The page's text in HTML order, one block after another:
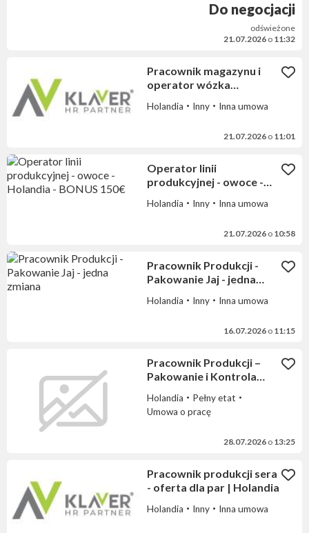
Do negocjacji
odświeżone
21.07.2026 o 11:32
Pracownik magazynu i
operator wózka
Holandia
Holandia Inny Inna umowa
21.07.2026 o 11:01
Operator linii
produkcyjnej - owoce -
Holandia Inny Inna umowa
21.07.2026 o 10:58
Pracownik Produkcji -
Pakowanie Jaj - jedna
Holandia Inny Inna umowa
16.07.2026 o 11:15
Pracownik Produkcji –
Pakowanie i Kontrola
Holandia
Pełny etat
Umowa o pracę
28.07.2026 o 13:25
Pracownik produkcji sera
- oferta dla par | Holandia
Holandia Inny Inna umowa